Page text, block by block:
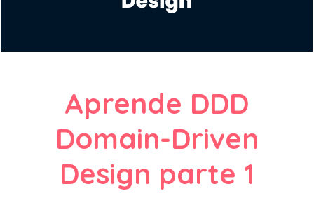
Aprende DDD
Domain-Driven
Design parte 1